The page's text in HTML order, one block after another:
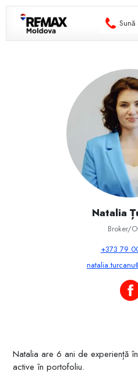
Natalia
Broker/
+373 79
Natalia are 6 ani de experiență
active în portofoliu.